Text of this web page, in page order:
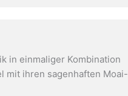
in einmaliger Kombination
mit ihren sagenhaften Moai-